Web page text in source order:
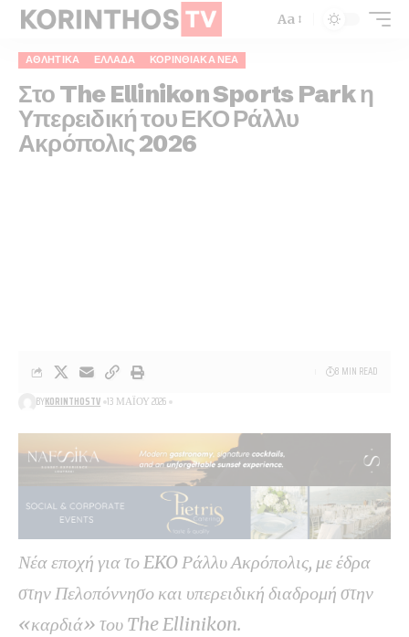
Aa
ΑΘΛΗΤΙΚΑ ΕΛΛΆΔΑ ΚΟΡΙΝΘΙΑΚΆ ΝΈΑ
Στο The Ellinikon Sports Park η
Υπερειδική του ΕΚΟ Ράλλυ
Ακρόπολις 2026
BYKORINTHOSTV 13 ΜΑΪ́ΟΥ 2026
8 MIN READ
Νέα εποχή για το EKO Ράλλυ Ακρόπολις, με έδρα
στην Πελοπόννησο και υπερειδική διαδρομή στην
«καρδιά» του The Ellinikon.